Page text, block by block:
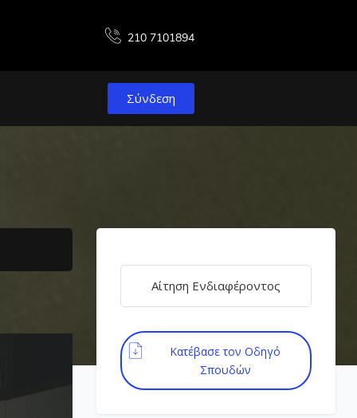
210 7101894
Σύνδεση
Αίτηση Ενδιαφέροντος
Κατέβασε τον Οδηγό
Σπουδών